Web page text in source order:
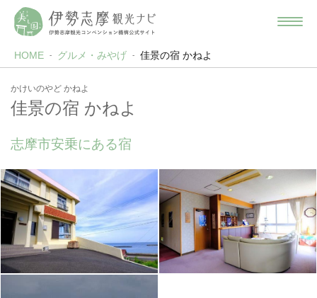
HOME グルメ・みやげ 佳景の宿 かねよ
かけいのやど かねよ
佳景の宿 かねよ
志摩市安乗にある宿